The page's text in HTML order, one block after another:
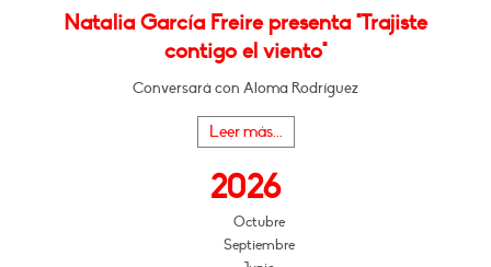
Natalia García Freire presenta "Trajiste
contigo el viento"
Conversará con Aloma Rodríguez
Leer más...
2026
Octubre
Septiembre